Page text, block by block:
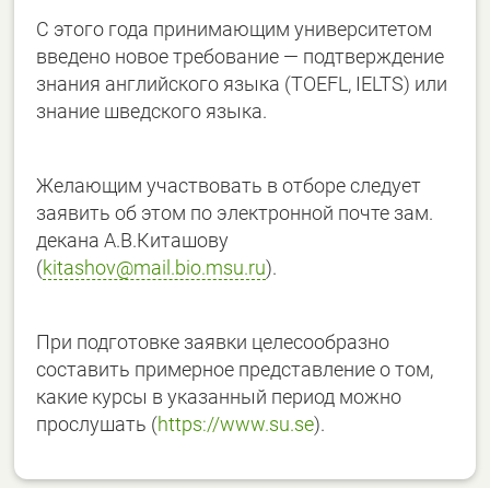
С этого года принимающим университетом
введено новое требование — подтверждение
знания английского языка (TOEFL, IELTS) или
знание шведского языка.
Желающим участвовать в отборе следует
заявить об этом по электронной почте зам.
декана А.В.Киташову
(kitashov@mail.bio.msu.ru).
При подготовке заявки целесообразно
составить примерное представление о том,
какие курсы в указанный период можно
прослушать (https://www.su.se).